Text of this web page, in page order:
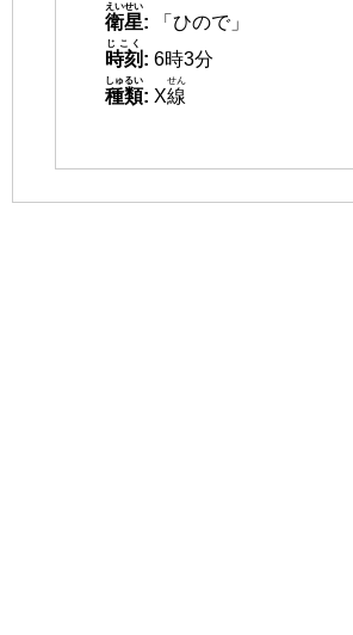
衛星
えいせい
:
「ひので」
時刻
じこく
: 6時3分
種類
しゅるい
: X線
せん